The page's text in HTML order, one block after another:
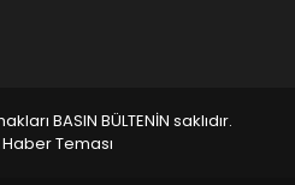
BASIN BÜLTENİN saklıdır.
Teması